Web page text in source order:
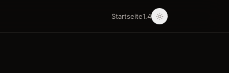
Startseite1.4